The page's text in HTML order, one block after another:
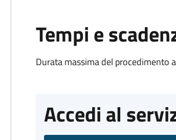
Tempi e
Durata massima del procedimento
Accedi al